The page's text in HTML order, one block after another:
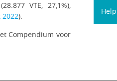
VTE, 27,1%),
2022).
Compendium voor
Help